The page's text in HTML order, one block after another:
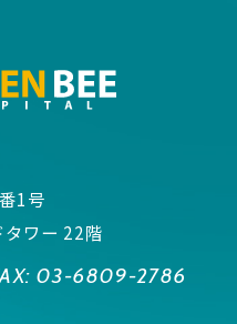
1号
ワー 22階
03-6809-2786